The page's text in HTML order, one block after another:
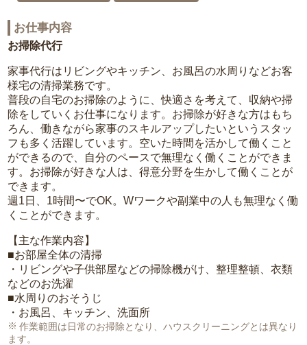
お仕事内容
お掃除代行
家事代行はリビングやキッチン、お風呂の水周りなどお客
様宅の清掃業務です。
普段の自宅のお掃除のように、快適さを考えて、収納や掃
除をしていくお仕事になります。お掃除が好きな方はもち
ろん、働きながら家事のスキルアップしたいというスタッ
フも多く活躍しています。空いた時間を活かして働くこと
ができるので、自分のペースで無理なく働くことができま
す。お掃除が好きな人は、得意分野を生かして働くことが
できます。
週1日、1時間〜でOK。Wワークや副業中の人も無理なく働
くことができます。
【主な作業内容】
■お部屋全体の清掃
・リビングや子供部屋などの掃除機がけ、整理整頓、衣類
などのお洗濯
■水周りのおそうじ
・お風呂、キッチン、洗面所
作業範囲は日常のお掃除となり、ハウスクリーニングとは異なり
ます。